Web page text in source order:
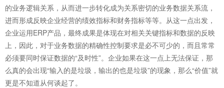
的业务逻辑关系，从而进一步转化成为关系密切的业务数据关系流，
进而形成反映企业经营的绩效指标和财务指标等等。从这一点出发，
企业运用ERP产品，最终成果是体现在对相关关键指标和数据的反映
上，因此，对于业务数据的精确性控制要求是必不可少的，而且常常
必须要同时保证数据的“及时性”。企业如果在这一点上无法保证，那
么真的会出现“输入的是垃圾，输出的也是垃圾”的现象，那么“价值”就
更是不知道从何谈起了。